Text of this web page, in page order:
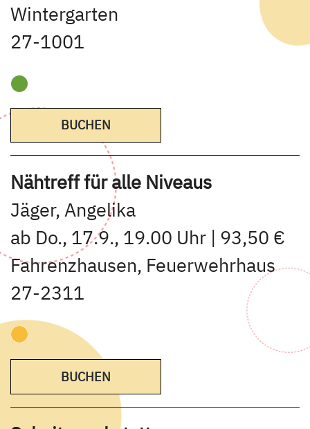
Wintergarten
27-1001
BUCHEN
Nähtreff für alle Niveaus
Jäger, Angelika
ab Do., 17.9., 19.00 Uhr | 93,50 €
Fahrenzhausen, Feuerwehrhaus
27-2311
BUCHEN